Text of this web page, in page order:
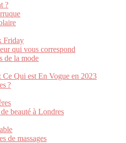
?
Friday
qui vous correspond
de la mode
Qui est En Vogue en 2023
?
beauté à Londres
de massages